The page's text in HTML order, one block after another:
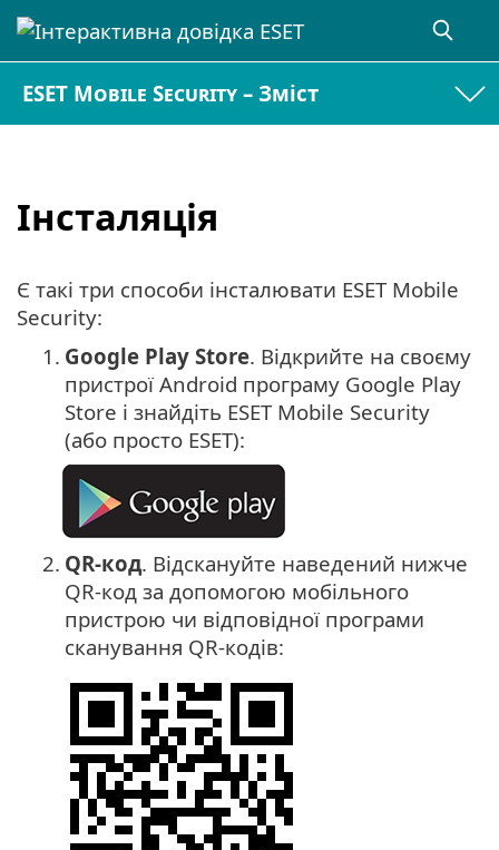
ESET Mobile Security – Зміст
Інсталяція
Є такі три способи інсталювати ESET Mobile
Security:
1. Google Play Store. Відкрийте на своєму
пристрої Android програму Google Play
Store і знайдіть ESET Mobile Security
(або просто ESET):
2. QR-код. Відскануйте наведений нижче
QR-код за допомогою мобільного
пристрою чи відповідної програми
сканування QR-кодів: